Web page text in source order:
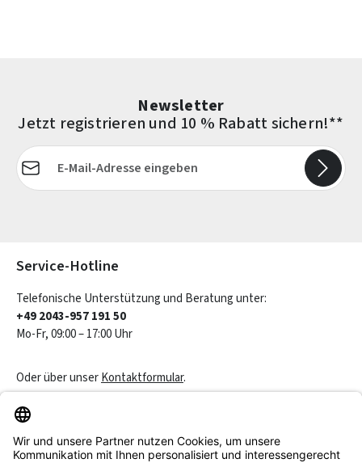
Newsletter
Jetzt registrieren und 10 % Rabatt sichern!**
E-Mail-Adresse*
Service-Hotline
Telefonische Unterstützung und Beratung unter:
+49 2043-957 191 50
Mo-Fr, 09:00 – 17:00 Uhr
Oder über unserKontaktformular.